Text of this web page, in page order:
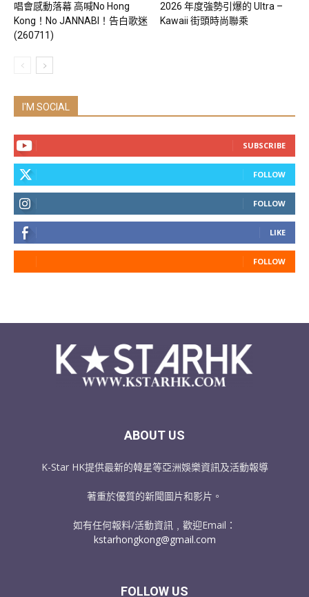
唱會感動落幕 高喊No Hong
Kong！No JANNABI！告白歌迷
(260711)
2026 年度強勢引爆的 Ultra –
Kawaii 街頭時尚聯乘
I'M SOCIAL
SUBSCRIBE
FOLLOW
FOLLOW
LIKE
FOLLOW
ABOUT US
K-Star HK提供最新的韓星等亞洲娛樂資訊及活動報導
著重於優質的新聞圖片和影片。
如有任何報料/活動資訊﹐歡迎Email：
kstarhongkong@gmail.com
FOLLOW US